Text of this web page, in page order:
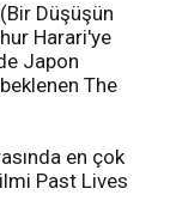
Düşüşün
Harari'ye
Japon
The
en çok
Past Lives